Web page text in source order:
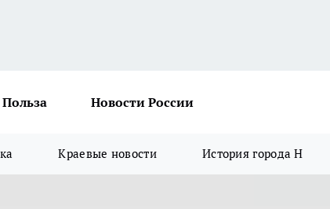
Польза Новости России
Краевые новости История города Н